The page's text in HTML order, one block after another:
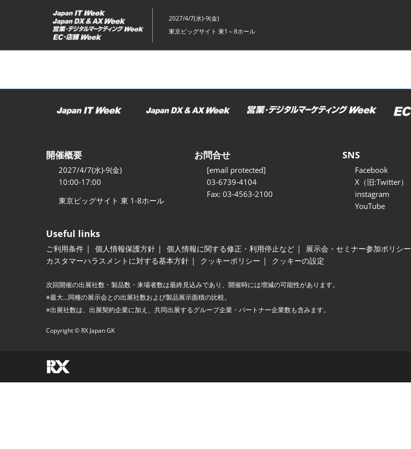
ッ
2027/4/7(水)-9(金)
東京ビッグサイト 東1～8ホール
開催概要
2027/4/7(水)-9(金)
10:00-17:00
東京ビッグサイト 東 1-8ホール
お問合せ
[email protected]
03-6739-4104
Fax: 03-4563-2100
SNS
Facebook
X（旧:Twitter）
instagram
YouTube
Useful links
ご利用条件 個人情報保護方針 個人情報に関する修正・利用停止など 展示会・セミナー参加ポリシー
カスタマーハラスメントに対する基本方針
クッキーポリシー クッキーの設定
次回開催の出展社数・製品数・来場者数は最終見込みであり、開催時には増減の可能性があります。
※最大…同種の展示会との出展社数および製品展示面積の比較。
※出展社数は、出展契約企業に加え、共同出展するグループ企業・パートナー企業数も含みます。
Copyright © RX Japan GK